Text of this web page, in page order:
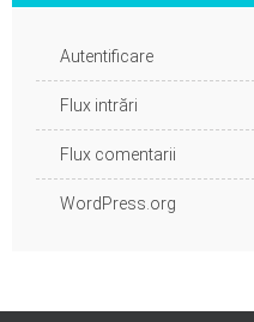
Autentificare
Flux intrări
Flux comentarii
WordPress.org